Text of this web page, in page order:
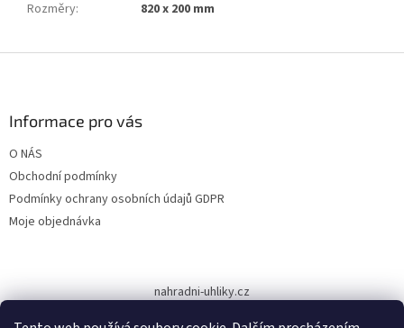
Rozměry: 820 x 200 mm
Informace pro vás
O NÁS
Obchodní podmínky
Podmínky ochrany osobních údajů GDPR
Moje objednávka
nahradni-uhliky.cz